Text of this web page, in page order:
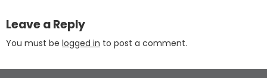
Leave a Reply
You must be logged in to post a comment.